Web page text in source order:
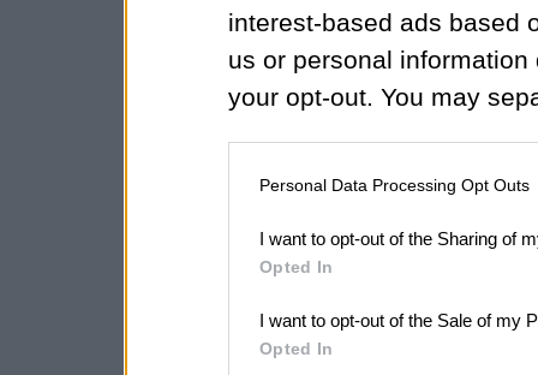
interest-based ads based
us or personal
your opt-out. You may
Downstream Participants
third parties.
Personal Data Processing Opt Outs
I want to opt-out of the Sharing of
Opted In
I want to opt-out of the Sale of my
Opted In